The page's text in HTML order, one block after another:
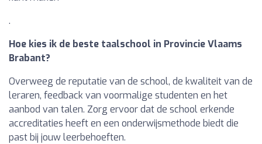
.
Hoe kies ik de beste taalschool in Provincie Vlaams
Brabant?
Overweeg de reputatie van de school, de kwaliteit van de
leraren, feedback van voormalige studenten en het
aanbod van talen. Zorg ervoor dat de school erkende
accreditaties heeft en een onderwijsmethode biedt die
past bij jouw leerbehoeften.